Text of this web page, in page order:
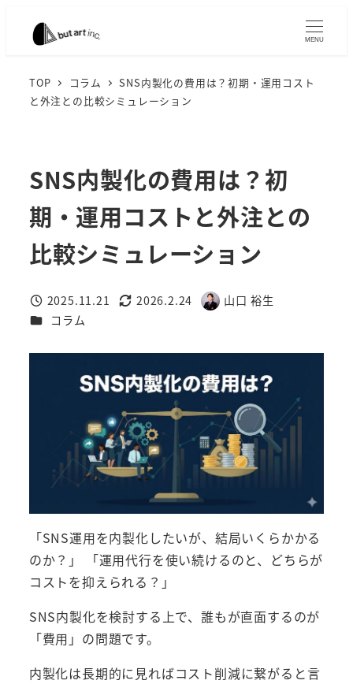
MENU
TOP コラム
SNS内製化の費用は？初期・運用コスト
と外注との比較シミュレーション
SNS内製化の費用は？初
期・運用コストと外注との
比較シミュレーション
投稿日
2025.11.21
更新日
2026.2.24
著
山口 裕生
カテゴリー
コラム
「SNS運用を内製化したいが、結局いくらかかる
のか？」 「運用代行を使い続けるのと、どちらが
コストを抑えられる？」
SNS内製化を検討する上で、誰もが直面するのが
「費用」の問題です。
内製化は長期的に見ればコスト削減に繋がると言